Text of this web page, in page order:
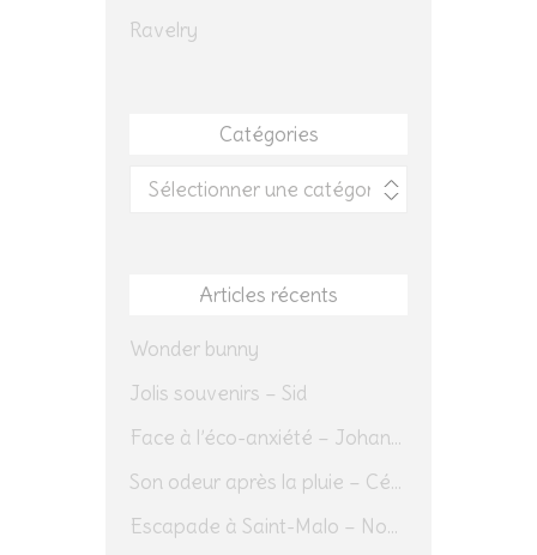
Ravelry
Catégories
Catégories
Articles récents
Wonder bunny
Jolis souvenirs – Sid
Face à l’éco-anxiété – Johannes Herrmann
Son odeur après la pluie – Cédric Sapin-Defour
Escapade à Saint-Malo – Novembre 2025 – Jour 1